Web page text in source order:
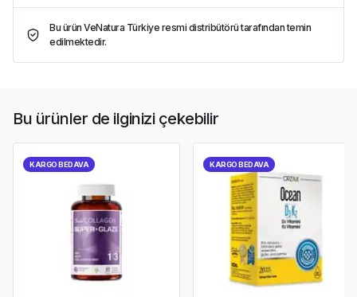
Bu ürün VeNatura Türkiye resmi distribütörü tarafından temin
edilmektedir.
Bu ürünler de ilginizi çekebilir
KARGO BEDAVA KARGO BEDAVA